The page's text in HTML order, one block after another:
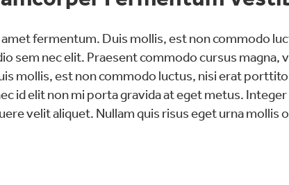
fermentum. Duis mollis, est non commodo
sem nec elit. Praesent commodo cursus magna,
mollis, est non commodo luctus, nisi erat
id elit non mi porta gravida at eget metus.
velit aliquet. Nullam quis risus eget urna mollis